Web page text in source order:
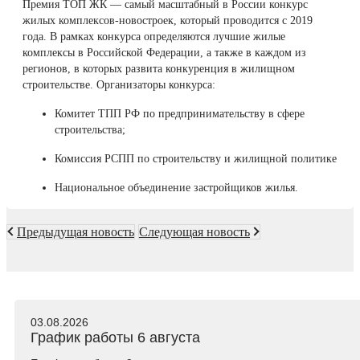
Премия ТОП ЖК — самый масштабный в России конкурс
жилых комплексов-новостроек, который проводится с 2019
года. В рамках конкурса определяются лучшие жилые
комплексы в Российской Федерации, а также в каждом из
регионов, в которых развита конкуренция в жилищном
строительстве. Организаторы конкурса:
Комитет ТПП РФ по предпринимательству в сфере
строительства;
Комиссия РСПП по строительству и жилищной политике
Национальное объединение застройщиков жилья.
Предыдущая новость Следующая новость
03.08.2026
График работы 6 августа